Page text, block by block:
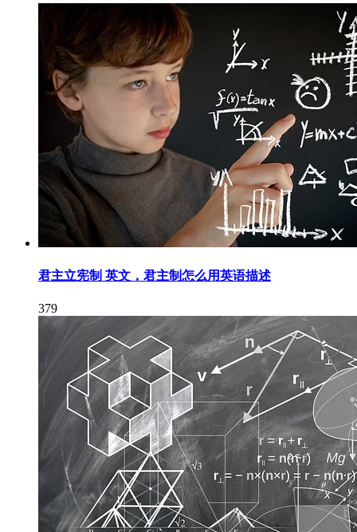
君主立宪制 英文，君主制怎么用英语描述
379